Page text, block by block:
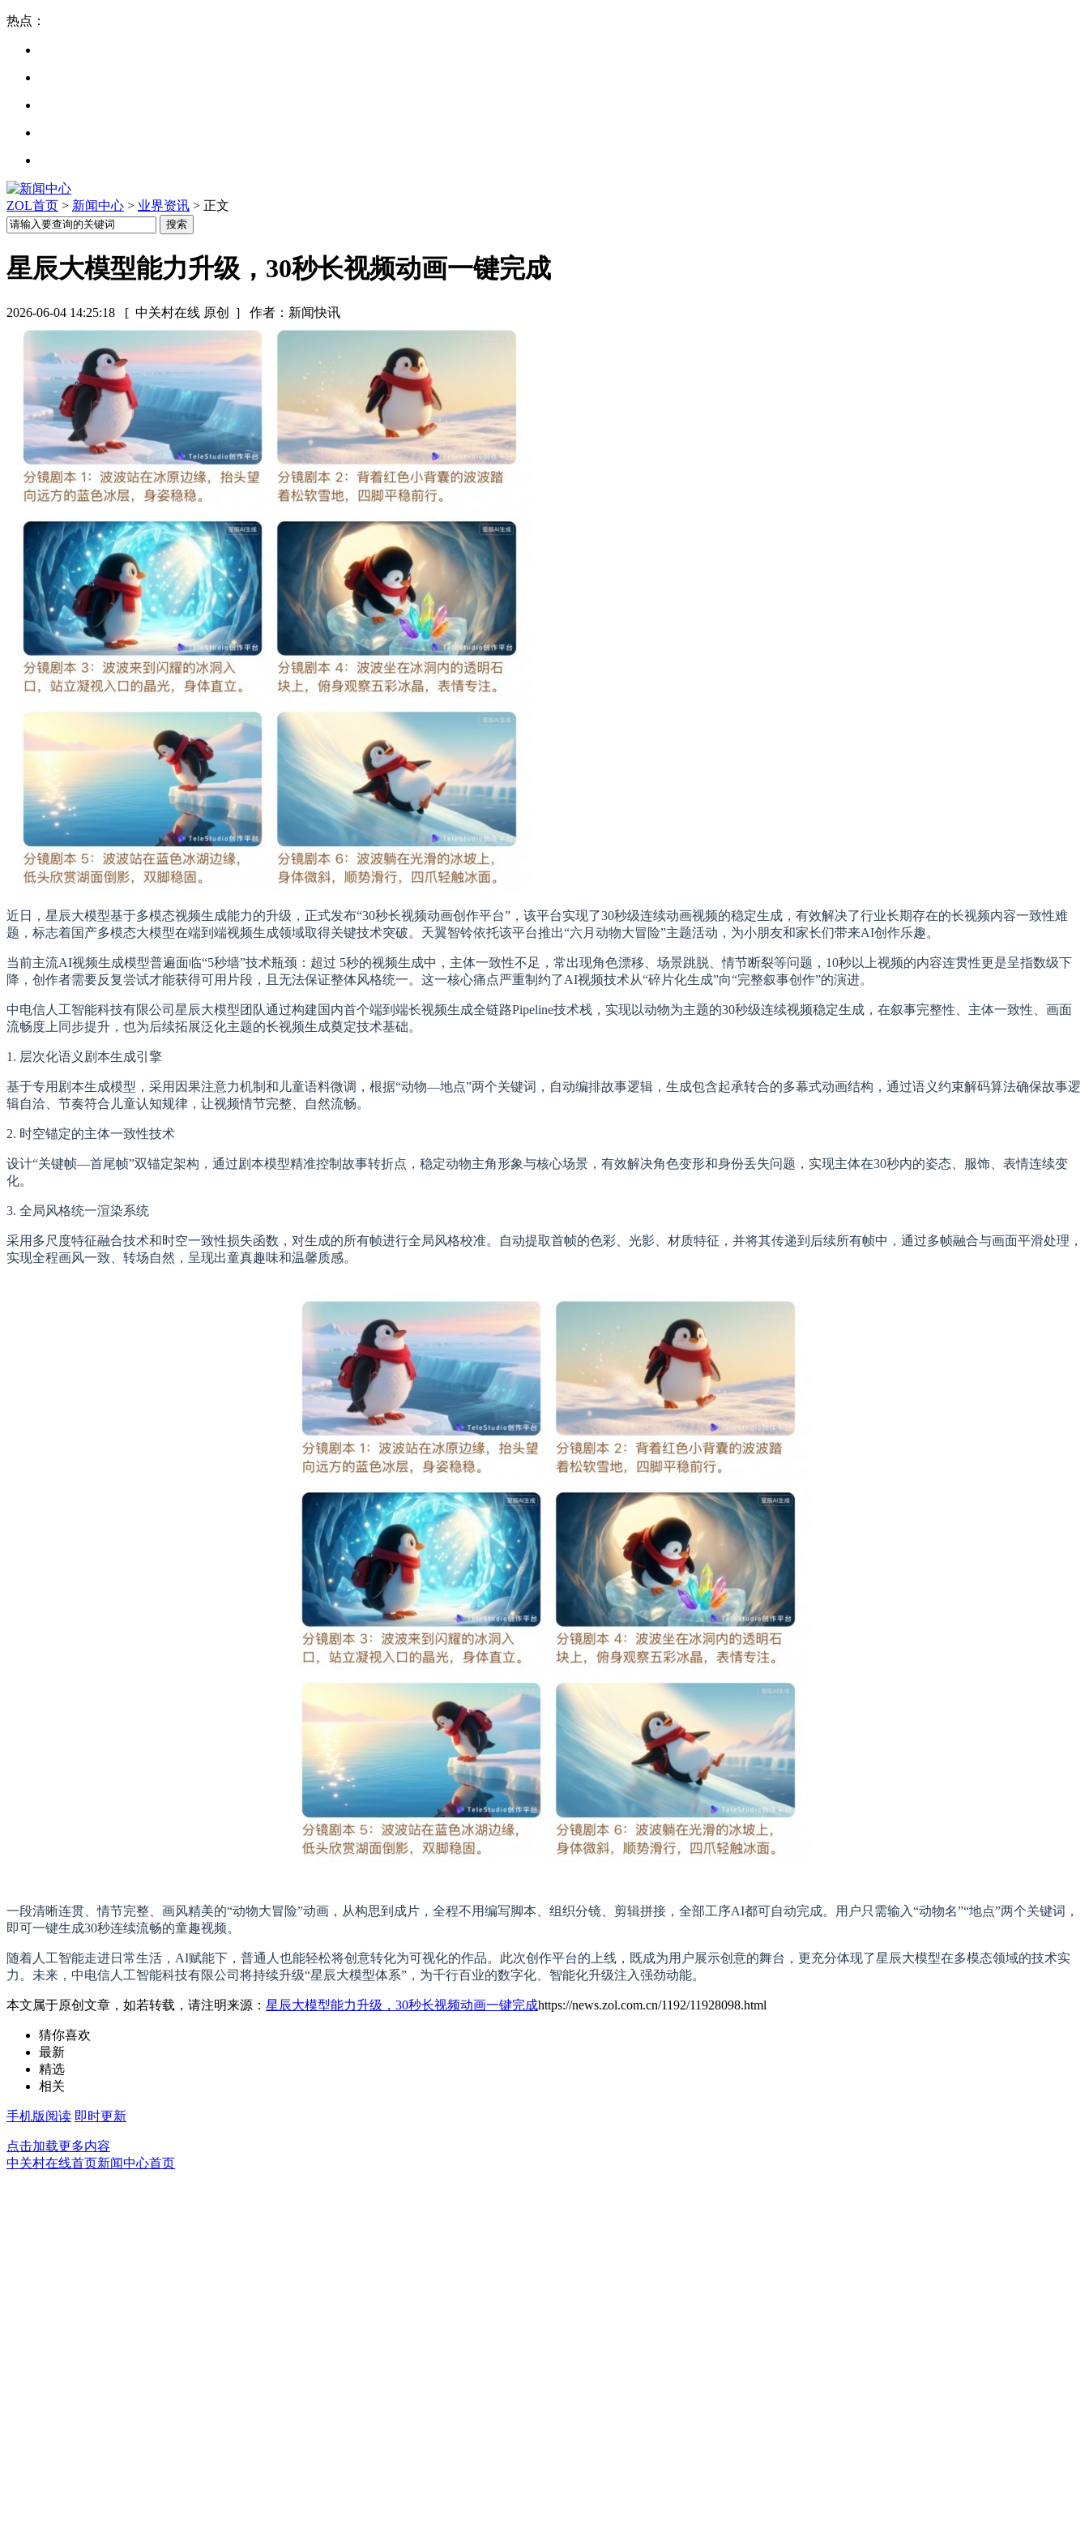
热点：
ZOL首页 > 新闻中心 > 业界资讯 > 正文
星辰大模型能力升级，30秒长视频动画一键完成
2026-06-04 14:25:18 [ 中关村在线 原创 ] 作者：新闻快讯
近日，星辰大模型基于多模态视频生成能力的升级，正式发布“30秒长视频动画创作平台”，该平台实现了30秒级连续动画视频的稳定生成，有效解决了行业长期存在的长视频内容一致性难
题，标志着国产多模态大模型在端到端视频生成领域取得关键技术突破。天翼智铃依托该平台推出“六月动物大冒险”主题活动，为小朋友和家长们带来AI创作乐趣。
当前主流AI视频生成模型普遍面临“5秒墙”技术瓶颈：超过 5秒的视频生成中，主体一致性不足，常出现角色漂移、场景跳脱、情节断裂等问题，10秒以上视频的内容连贯性更是呈指数级下
降，创作者需要反复尝试才能获得可用片段，且无法保证整体风格统一。这一核心痛点严重制约了AI视频技术从“碎片化生成”向“完整叙事创作”的演进。
中电信人工智能科技有限公司星辰大模型团队通过构建国内首个端到端长视频生成全链路Pipeline技术栈，实现以动物为主题的30秒级连续视频稳定生成，在叙事完整性、主体一致性、画面
流畅度上同步提升，也为后续拓展泛化主题的长视频生成奠定技术基础。
1. 层次化语义剧本生成引擎
基于专用剧本生成模型，采用因果注意力机制和儿童语料微调，根据“动物—地点”两个关键词，自动编排故事逻辑，生成包含起承转合的多幕式动画结构，通过语义约束解码算法确保故事逻
辑自洽、节奏符合儿童认知规律，让视频情节完整、自然流畅。
2. 时空锚定的主体一致性技术
设计“关键帧—首尾帧”双锚定架构，通过剧本模型精准控制故事转折点，稳定动物主角形象与核心场景，有效解决角色变形和身份丢失问题，实现主体在30秒内的姿态、服饰、表情连续变
化。
3. 全局风格统一渲染系统
采用多尺度特征融合技术和时空一致性损失函数，对生成的所有帧进行全局风格校准。自动提取首帧的色彩、光影、材质特征，并将其传递到后续所有帧中，通过多帧融合与画面平滑处理，
实现全程画风一致、转场自然，呈现出童真趣味和温馨质感。
一段清晰连贯、情节完整、画风精美的“动物大冒险”动画，从构思到成片，全程不用编写脚本、组织分镜、剪辑拼接，全部工序AI都可自动完成。用户只需输入“动物名”“地点”两个关键词，
即可一键生成30秒连续流畅的童趣视频。
随着人工智能走进日常生活，AI赋能下，普通人也能轻松将创意转化为可视化的作品。此次创作平台的上线，既成为用户展示创意的舞台，更充分体现了星辰大模型在多模态领域的技术实
力。未来，中电信人工智能科技有限公司将持续升级“星辰大模型体系”，为千行百业的数字化、智能化升级注入强劲动能。
本文属于原创文章，如若转载，请注明来源： 星辰大模型能力升级，30秒长视频动画一键完成https://news.zol.com.cn/1192/11928098.html
猜你喜欢
最新
精选
相关
手机版阅读 即时更新
点击加载更多内容
中关村在线首页新闻中心首页